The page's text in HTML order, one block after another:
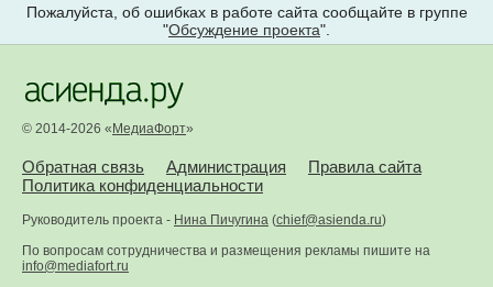
Пожалуйста, об ошибках в работе сайта сообщайте в группе
"Обсуждение проекта".
© 2014-2026 « МедиаФорт»
Обратная связь Администрация
Правила сайта
Политика конфиденциальности
Руководитель проекта - Нина Пичугина (chief@asienda.ru)
По вопросам сотрудничества и размещения рекламы пишите на
info@mediafort.ru